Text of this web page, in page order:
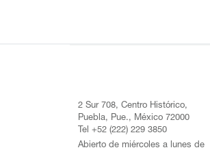
2 Sur 708, Centro Histórico,
Puebla, Pue., México 72000
Tel +52 (222) 229 3850
Abierto de miércoles a lunes de